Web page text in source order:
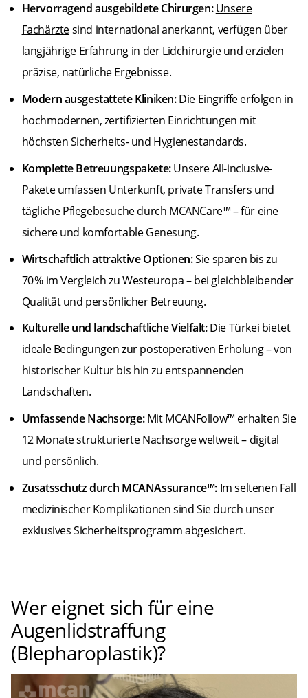
Hervorragend ausgebildete Chirurgen: Unsere
Fachärztesind international anerkannt, verfügen über
langjährige Erfahrung in der Lidchirurgie und erzielen
präzise, natürliche Ergebnisse.
Modern ausgestattete Kliniken:Die Eingriffe erfolgen in
hochmodernen, zertifizierten Einrichtungen mit
höchsten Sicherheits- und Hygienestandards.
Komplette Betreuungspakete:Unsere All-inclusive-
Pakete umfassen Unterkunft, private Transfers und
tägliche Pflegebesuche durch MCANCare™ – für eine
sichere und komfortable Genesung.
Wirtschaftlich attraktive Optionen:Sie sparen bis zu
70 % im Vergleich zu Westeuropa – bei gleichbleibender
Qualität und persönlicher Betreuung.
Kulturelle und landschaftliche Vielfalt:Die Türkei bietet
ideale Bedingungen zur postoperativen Erholung – von
historischer Kultur bis hin zu entspannenden
Landschaften.
Umfassende Nachsorge:Mit MCANFollow™ erhalten Sie
12 Monate strukturierte Nachsorge weltweit – digital
und persönlich.
Zusatsschutz durch MCANAssurance™:Im seltenen Fall
medizinischer Komplikationen sind Sie durch unser
exklusives Sicherheitsprogramm abgesichert.
Wer eignet sich für eine
Augenlidstraffung
(Blepharoplastik)?